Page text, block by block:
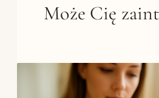
Może Cię